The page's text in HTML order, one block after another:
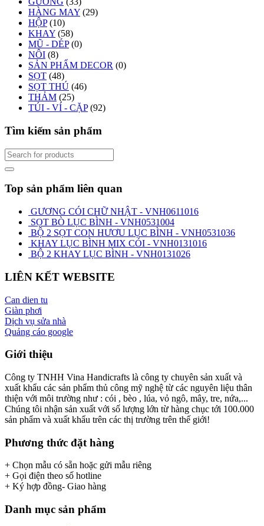
HÀNG MAY (29)
HỘP (10)
KHAY (58)
MŨ - DÉP (0)
NÔI (8)
SẢN PHẨM DECOR (0)
SỌT (48)
SỌT THÚ (46)
THẢM (25)
TÚI - VÍ - CẶP (92)
Tìm kiếm sản phẩm
Top sản phẩm liên quan
GƯƠNG CÓI CHỮ NHẬT - VNH0611016
SỌT BÒ LỤC BÌNH - VNH0531004
BỘ 2 SỌT CON HƯƠU LỤC BÌNH - VNH0531036
KHAY LỤC BÌNH MIX CÓI - VNH0131016
BỘ 2 KHAY LỤC BÌNH - VNH0131026
LIÊN KẾT WEBSITE
Can dien tu
Giàn phơi
Dịch vụ sửa nhà
Quảng cáo google
Giới thiệu
Công ty TNHH Vina Handicrafts là công ty chuyên sản xuất và
xuất khẩu các sản phẩm thủ công mỹ nghệ từ các nguyên liệu thân
thiện với môi trường như : cói , bèo , lúa, vỏ ngô, mây, tre, nứa,...
Chúng tôi nhận sản xuất với số lượng lớn từ hàng chục tới 100.000
sản phẩm và xuất khẩu trên các thị trường trên thế giới!
Phương thức đặt hàng
+ Chọn mẫu có sẵn hoặc gửi mẫu riêng
+ Gọi điện theo số hotline
+ Ký hợp đồng- Giao hàng
Danh mục sản phẩm